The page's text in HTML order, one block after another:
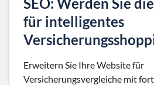
für intelligentes
Erweitern Sie Ihre Website für
Versicherungsvergleiche mit